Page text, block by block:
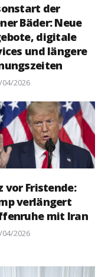
der
Bäder: Neue
digitale
und längere
04/2026
vor Fristende:
verlängert
mit Iran
04/2026